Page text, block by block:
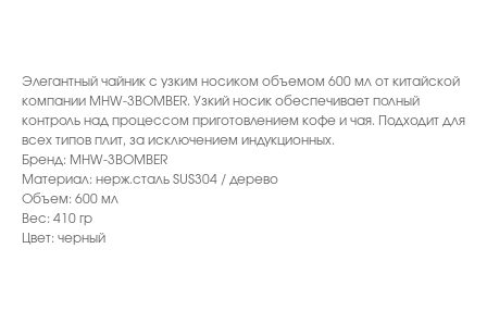
Элегантный чайник с узким носиком объемом 600 мл от китайской
компании MHW-3BOMBER. Узкий носик обеспечивает полный
контроль над процессом приготовлением кофе и чая. Подходит для
всех типов плит, за исключением индукционных.
Бренд: MHW-3BOMBER
Материал: нерж.сталь SUS304 / дерево
Объем: 600 мл
Вес: 410 гр
Цвет: черный